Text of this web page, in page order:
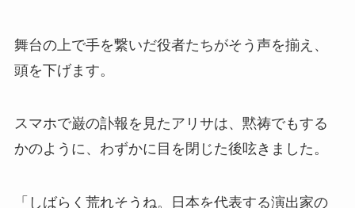
舞台の上で手を繋いだ役者たちがそう声を揃え、
頭を下げます。
スマホで巌の訃報を見たアリサは、黙祷でもする
かのように、わずかに目を閉じた後呟きました。
「しばらく荒れそうね。日本を代表する演出家の